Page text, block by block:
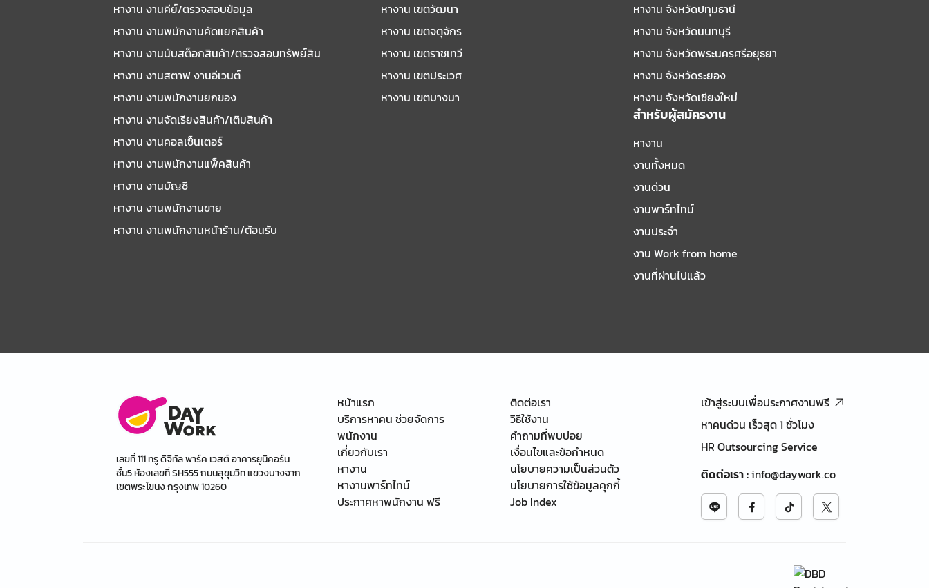
หางาน งานคีย์/ตรวจสอบข้อมูล
หางาน งานพนักงานคัดแยกสินค้า
หางาน งานนับสต็อกสินค้า/ตรวจสอบทรัพย์สิน
หางาน งานสตาฟ งานอีเวนต์
หางาน งานพนักงานยกของ
หางาน งานจัดเรียงสินค้า/เติมสินค้า
หางาน งานคอลเซ็นเตอร์
หางาน งานพนักงานแพ็คสินค้า
หางาน งานบัญชี
หางาน งานพนักงานขาย
หางาน งานพนักงานหน้าร้าน/ต้อนรับ
หางาน เขตวัฒนา
หางาน เขตจตุจักร
หางาน เขตราชเทวี
หางาน เขตประเวศ
หางาน เขตบางนา
หางาน จังหวัดปทุมธานี
หางาน จังหวัดนนทบุรี
หางาน จังหวัดพระนครศรีอยุธยา
หางาน จังหวัดระยอง
หางาน จังหวัดเชียงใหม่
สำหรับผู้สมัครงาน
หางาน
งานทั้งหมด
งานด่วน
งานพาร์ทไทม์
งานประจำ
งาน Work from home
งานที่ผ่านไปแล้ว
เลขที่ 111 ทรู ดิจิทัล พาร์ค เวสต์ อาคารยูนิคอร์น
ชั้น5 ห้องเลขที่ SH555 ถนนสุขุมวิท แขวงบางจาก
เขตพระโขนง กรุงเทพ 10260
หน้าแรก
บริการหาคน ช่วยจัดการ
พนักงาน
เกี่ยวกับเรา
หางาน
หางานพาร์ทไทม์
ประกาศหาพนักงาน ฟรี
ติดต่อเรา
วิธีใช้งาน
คำถามที่พบบ่อย
เงื่อนไขและข้อกำหนด
นโยบายความเป็นส่วนตัว
นโยบายการใช้ข้อมูลคุกกี้
Job Index
เข้าสู่ระบบเพื่อประกาศงานฟรี
หาคนด่วน เร็วสุด 1 ชั่วโมง
HR Outsourcing Service
ติดต่อเรา:info@daywork.co